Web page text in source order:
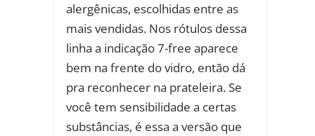
alergênicas, escolhidas entre as
mais vendidas. Nos rótulos dessa
linha a indicação 7-free aparece
bem na frente do vidro, então dá
pra reconhecer na prateleira. Se
você tem sensibilidade a certas
substâncias, é essa a versão que